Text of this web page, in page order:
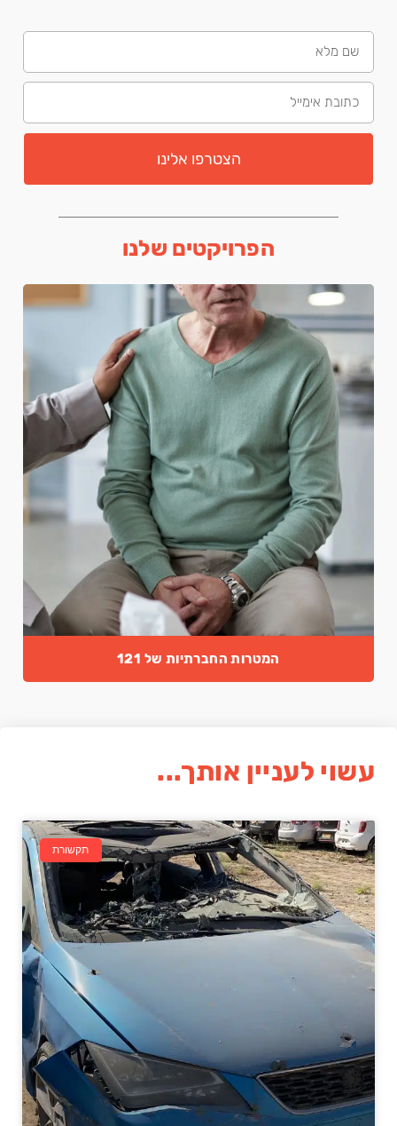
הצטרפו אלינו
הפרויקטים שלנו
המטרות החברתיות של 121
עשוי לעניין אותך...
תקשורת